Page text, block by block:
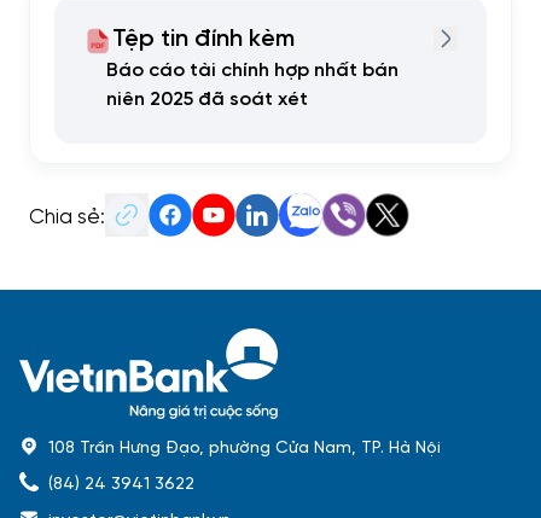
Tệp tin đính kèm
Báo cáo tài chính hợp nhất bán
niên 2025 đã soát xét
Chia sẻ:
108 Trần Hưng Đạo, phường Cửa Nam, TP. Hà Nội
(84) 24 3941 3622